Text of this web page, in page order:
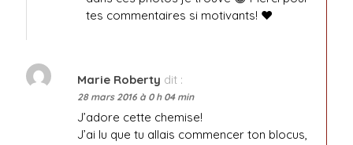
tes commentaires si motivants! ♥
Marie Roberty dit :
28 mars 2016 à 0 h 04 min
J’adore cette chemise!
J’ai lu que tu allais commencer ton blocus,